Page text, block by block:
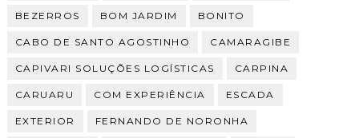
BEZERROS BOM JARDIM BONITO
CABO DE SANTO AGOSTINHO CAMARAGIBE
CAPIVARI SOLUÇÕES LOGÍSTICAS CARPINA
CARUARU COM EXPERIÊNCIA ESCADA
EXTERIOR FERNANDO DE NORONHA